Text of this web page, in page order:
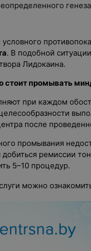
генеза
. В подобной
Лидокаина.
стоит промывать
при каждом
после
промывания
ремиссии
5–10 процедур.
можно